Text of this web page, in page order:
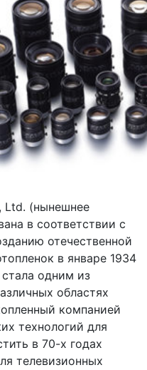
Ltd. (нынешнее
в соответствии с
отечественной
в январе 1934
одним из
областях
компанией
технологий для
в 70-х годах
телевизионных